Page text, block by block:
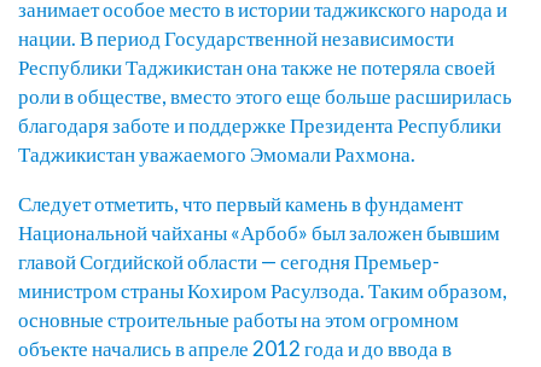
занимает особое место в истории таджикского народа и
нации. В период Государственной независимости
Республики Таджикистан она также не потеряла своей
роли в обществе, вместо этого еще больше расширилась
благодаря заботе и поддержке Президента Республики
Таджикистан уважаемого Эмомали Рахмона.
Следует отметить, что первый камень в фундамент
Национальной чайханы «Арбоб» был заложен бывшим
главой Согдийской области — сегодня Премьер-
министром страны Кохиром Расулзода. Таким образом,
основные строительные работы на этом огромном
объекте начались в апреле 2012 года и до ввода в